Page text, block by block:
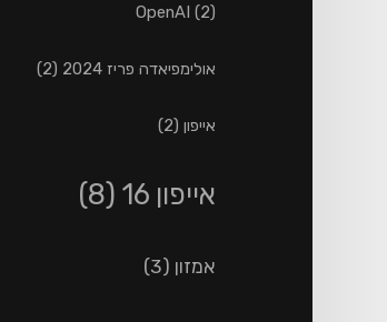
OpenAI (2)
אולימפיאדה פריז 2024 (2)
אייפון(2)
אייפון 16 (8)
אמזון (3)